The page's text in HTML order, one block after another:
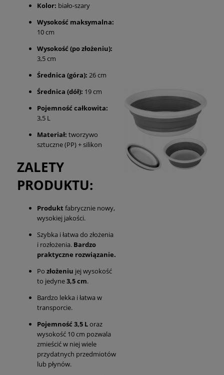
Kolor: biało-szary
Wysokość maksymalna:
10 cm
Wysokość (po złożeniu):
3,5 cm
Średnica (góra): 26 cm
Średnica (dół): 19 cm
Pojemność całkowita:
3,5 L
Materiał: tworzywo
sztuczne (PP) + silikon
ZALETY
PRODUKTU:
Produkt fabrycznie nowy,
wysokiej jakości.
Szybka i łatwa do złożenia
i rozłożenia. Bardzo
praktyczne rozwiązanie.
Po złożeniu jej wysokość
to jedyne3,5 cm.
Bardzo lekka i łatwa w
transporcie.
Pojemność 3,5 Loraz
wysokość 10 cm pozwala
zmieścić w niej wiele
przydatnych przedmiotów
lub płynów.